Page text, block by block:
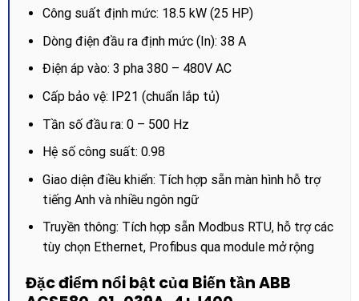
Công suất định mức: 18.5 kW (25 HP)
Dòng điện đầu ra định mức (In): 38 A
Điện áp vào: 3 pha 380 – 480V AC
Cấp bảo vệ: IP21 (chuẩn lắp tủ)
Tần số đầu ra: 0 – 500 Hz
Hệ số công suất: 0.98
Giao diện điều khiển: Tích hợp sẵn màn hình hỗ trợ
tiếng Anh và nhiều ngôn ngữ
Truyền thông: Tích hợp sẵn Modbus RTU, hỗ trợ các
tùy chọn Ethernet, Profibus qua module mở rộng
Đặc điểm nổi bật của Biến tần ABB